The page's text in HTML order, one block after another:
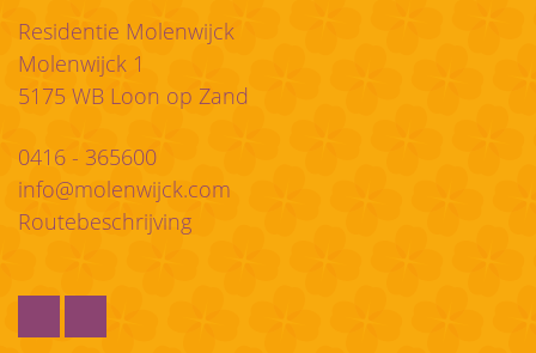
Residentie Molenwijck
Molenwijck 1
5175 WB Loon op Zand
0416 - 365600
info@molenwijck.com
Routebeschrijving